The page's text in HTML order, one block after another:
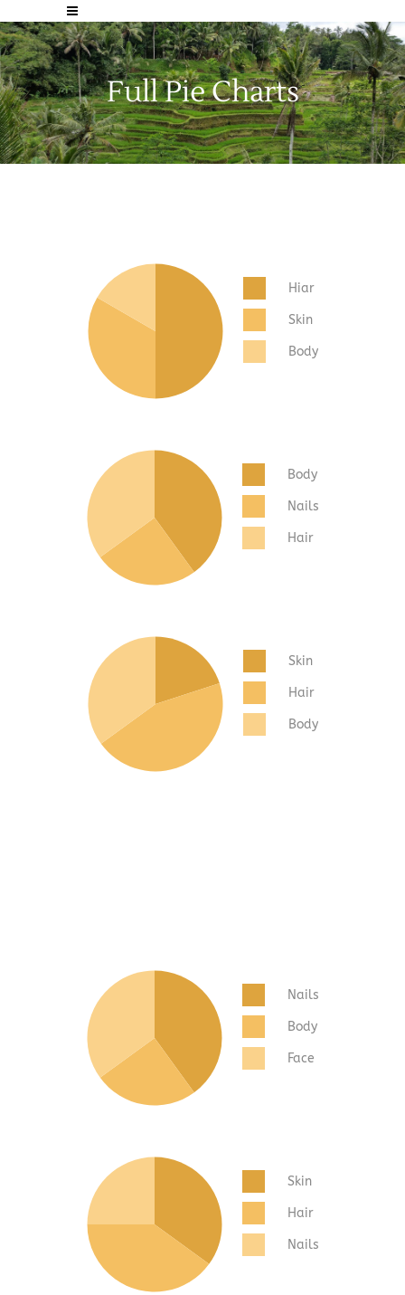
Full Pie Charts
Hiar
Skin
Body
Body
Nails
Hair
Skin
Hair
Body
Nails
Body
Face
Skin
Hair
Nails